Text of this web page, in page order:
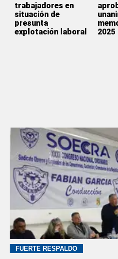
trabajadores en
situación de
presunta
explotación laboral
2025
FUERTE RESPALDO